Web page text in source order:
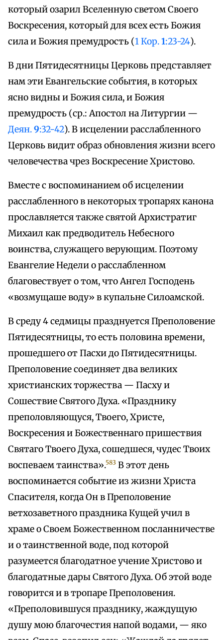
который озарил Вселенную светом Своего
Воскресения, который для всех есть Божия
сила и Божия премудрость (1 Кор.1:23-24).
В дни Пятидесятницы Церковь представляет
нам эти Евангельские события, в которых
ясно видны и Божия сила, и Божия
премудрость (ср.: Апостол на Литургии —
Деян.9:32-42). В исцелении расслабленного
Церковь видит образ обновления жизни всего
человечества чрез Воскресение Христово.
Вместе с воспоминанием об исцелении
расслабленного в некоторых тропарях канона
прославляется также святой Архистратиг
Михаил как предводитель Небесного
воинства, служащего верующим. Поэтому
Евангелие Недели о расслабленном
благовествует о том, что Ангел Господень
«возмущаше воду» в купальне Силоамской.
В среду 4 седмицы празднуется Преполовение
Пятидесятницы, то есть половина времени,
прошедшего от Пасхи до Пятидесятницы.
Преполовение соединяет два великих
христианских торжества — Пасху и
Сошествие Святого Духа. «Празднику
преполовляющуся, Твоего, Христе,
Воскресения и Божественнаго пришествия
Святаго Твоего Духа, сошедшеся, чудес Твоих
воспеваем таинства».583 В этот день
воспоминается событие из жизни Христа
Спасителя, когда Он в Преполовение
ветхозаветного праздника Кущей учил в
храме о Своем Божественном посланничестве
и о таинственной воде, под которой
разумеется благодатное учение Христово и
благодатные дары Святого Духа. Об этой воде
говорится и в тропаре Преполовения.
«Преполовившуся празднику, жаждущую
душу мою благочестия напой водами, — яко